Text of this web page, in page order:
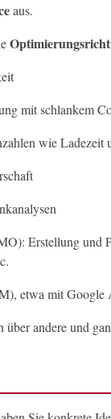
aus.
mit schlankem
wie Ladezeit
Erstellung und
etwa mit Google
andere und